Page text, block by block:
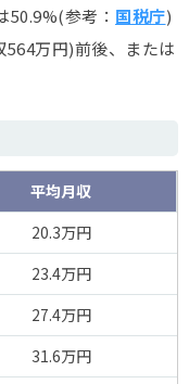
50.9%(参考： 国税庁)
万円)前後、または
平均月収
20.3万円
23.4万円
27.4万円
31.6万円